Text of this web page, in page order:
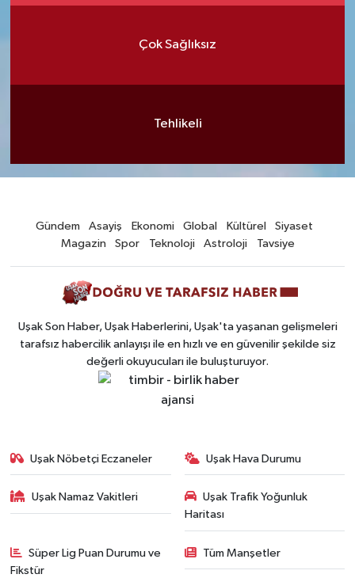
Çok Sağlıksız
Tehlikeli
Gündem Asayiş Ekonomi Global Kültürel
Siyaset
Magazin
Spor Teknoloji Astroloji Tavsiye
Uşak Son Haber, Uşak Haberlerini, Uşak'ta yaşanan gelişmeleri
tarafsız habercilik anlayışı ile en hızlı ve en güvenilir şekilde siz
değerli okuyucuları ile buluşturuyor.
Uşak Nöbetçi Eczaneler Uşak Hava Durumu
Uşak Namaz Vakitleri
Uşak Trafik Yoğunluk
Haritası
Süper Lig Puan Durumu ve
Fikstür
Tüm Manşetler